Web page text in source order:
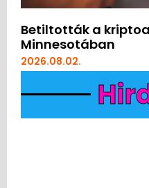
Betiltották a
Minnesotában
2026.08.02.